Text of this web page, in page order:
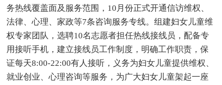
务热线覆盖面及服务范围，10月份正式开通信访维权、
法律、心理、家政等7条咨询服务专线。组建妇女儿童维
权专家团队，选聘10名志愿者担任热线接线员，配备专
用接听手机，建立接线员工作制度，明确工作职责，保
证每天8:00-22:00有人接听，义务为妇女儿童提供维权、
就业创业、心理咨询等服务，为广大妇女儿童架起一座